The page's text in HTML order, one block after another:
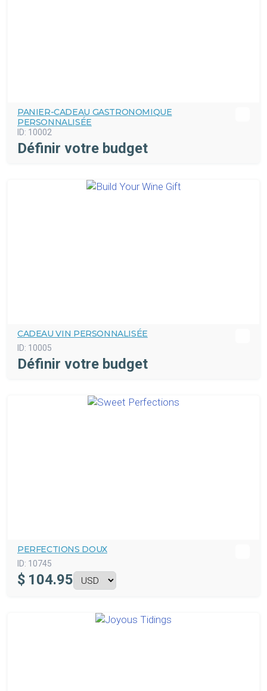
PANIER-CADEAU GASTRONOMIQUE
PERSONNALISÉE
ID: 10002
Définir votre budget
CADEAU VIN PERSONNALISÉE
ID: 10005
Définir votre budget
PERFECTIONS DOUX
ID: 10745
$ 104.95